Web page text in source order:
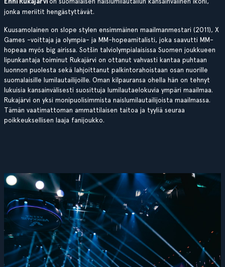
jonka meriitit hengästyttävät.
Kuusamolainen on slope stylen ensimmäinen maailmanmestari (2011), X
Games -voittaja ja olympia- ja MM-hopeamitalisti, joka saavutti MM-
hopeaa myös big airissa. Sotšin talviolympialaisissa Suomen joukkueen
lipunkantaja toiminut Rukajärvi on ottanut vahvasti kantaa puhtaan
luonnon puolesta sekä lahjoittanut palkintorahoistaan osan nuorille
suomalaisille lumilautailijoille. Oman kilpauransa ohella hän on tehnyt
lukuisia kansainvälisesti suosittuja lumilautaelokuvia ympäri maailmaa.
Rukajärvi on yksi monipuolisimmista naislumilautailijoista maailmassa.
Tämän vaatimattoman ammattilaisen taitoa ja tyyliä seuraa
poikkeuksellisen laaja fanijoukko.